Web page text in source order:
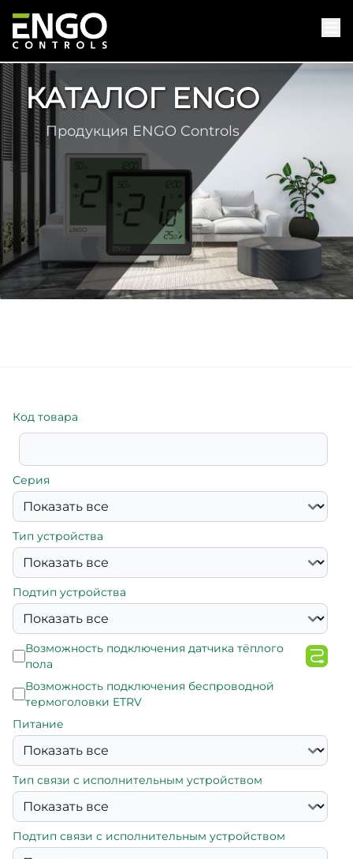
КАТАЛОГ ENGO
Продукция ENGO Controls
Код товара
Серия
Тип устройства
Подтип устройства
Возможность подключения датчика тёплого
пола
Возможность подключения беспроводной
термоголовки ETRV
Питание
Тип связи с исполнительным устройством
Подтип связи с исполнительным устройством